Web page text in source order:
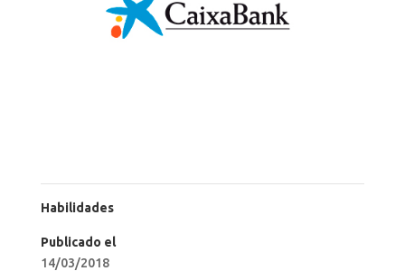
Habilidades
Publicado el
14/03/2018